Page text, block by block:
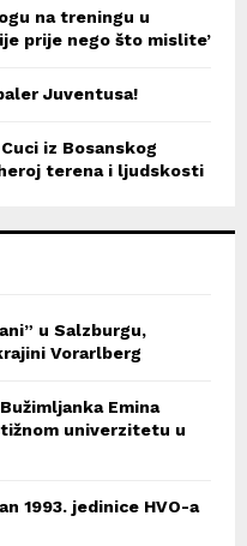
na treningu u
prije nego što mislite’
Juventusa!
iz Bosanskog
terena i ljudskosti
u Salzburgu,
Vorarlberg
Bužimljanka Emina
univerzitetu u
1993. jedinice HVO-a